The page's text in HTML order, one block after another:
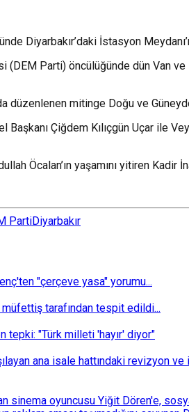
Diyarbakır’daki İstasyon
Parti) öncülüğünde dün Van
düzenlenen mitinge Doğu ve
Çiğdem Kılıçgün Uçar ile
Öcalan’ın yaşamını yitiren Kadir
PartiDiyarbakır
"çerçeve yasa" yorumu...
tarafından tespit edildi...
tepki: "Türk milleti 'hayır' diyor"
ana isale hattındaki revizyon
sinema oyuncusu Yiğit Dören'e,